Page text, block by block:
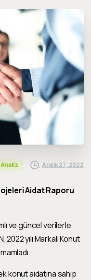
Analiz Aralık 27, 2022
Aidat Raporu
ve güncel verilerle
yılı Markalı Konut
konut aidatına sahip